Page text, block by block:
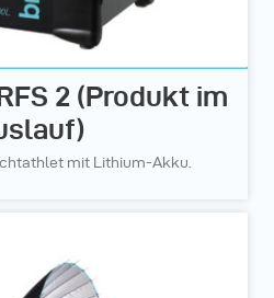
2 (Produkt im
mit Lithium-Akku.